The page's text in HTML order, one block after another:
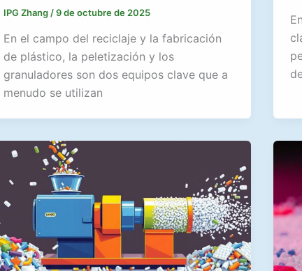
IPG Zhang /9 de octubre de 2025
En el campo del reciclaje y la fabricación
de plástico, la peletización y los
granuladores son dos equipos clave que a
menudo se utilizan